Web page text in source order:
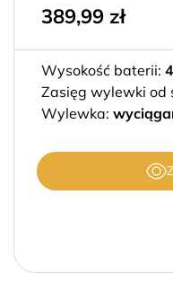
389,99 zł
Wysokość baterii:
Zasięg wylewki od
Wylewka: